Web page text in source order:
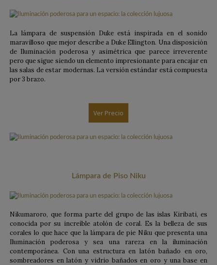
La lámpara de suspensión Duke está inspirada en el sonido
maravilloso que mejor describe a Duke Ellington. Una disposición
de Iluminación poderosa y asimétrica que parece irreverente
pero que sigue siendo un elemento impresionante para encajar en
las salas de estar modernas. La versión estándar está compuesta
por 3 brazo.
Ver Precio
Lámpara de Piso Niku
Nikumaroro, que forma parte del grupo de las islas Kiribati, es
conocida por su increíble atolón de coral. Es la belleza de sus
corales lo que hace que la lámpara de pie Niku que presenta una
Iluminación poderosa y sea una rareza en la iluminación
contemporánea. Con una estructura en latón bañado en oro,
sombreadores en latón y vidrio bañados en oro y una base en